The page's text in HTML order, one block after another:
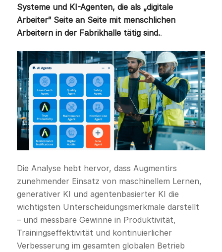
Systeme und KI-Agenten, die als „digitale
Arbeiter“ Seite an Seite mit menschlichen
Arbeitern in der Fabrikhalle tätig sind..
Die Analyse hebt hervor, dass Augmentirs
zunehmender Einsatz von maschinellem Lernen,
generativer KI und agentenbasierter KI die
wichtigsten Unterscheidungsmerkmale darstellt
– und messbare Gewinne in Produktivität,
Trainingseffektivität und kontinuierlicher
Verbesserung im gesamten globalen Betrieb